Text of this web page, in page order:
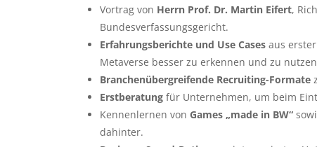
Vortrag von Herrn Prof. Dr. Martin Eifert,
Bundesverfassungsgericht.
Erfahrungsberichte und Use Cases aus
Metaverse besser zu erkennen und zu
Branchenübergreifende Recruiting-Formate
Erstberatung für Unternehmen, um beim
Kennenlernen von Games „made in BW“
dahinter.